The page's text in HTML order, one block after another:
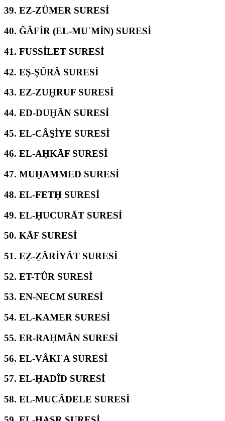
39. EZ-ZÜMER SURESİ
40. ĞÂFİR (EL-MUʾMİN) SURESİ
41. FUSSİLET SURESİ
42. EŞ-ŞÛRÂ SURESİ
43. EZ-ZUḪRUF SURESİ
44. ED-DUḪĀN SURESİ
45. EL-CÂS̱İYE SURESİ
46. EL-AḤKĀF SURESİ
47. MUḤAMMED SURESİ
48. EL-FETḤ SURESİ
49. EL-ḤUCURĀT SURESİ
50. KĀF SURESİ
51. EẔ-ẔÂRİYÂT SURESİ
52. ET-TÛR SURESİ
53. EN-NECM SURESİ
54. EL-KAMER SURESİ
55. ER-RAḤMÂN SURESİ
56. EL-VÂKIʿA SURESİ
57. EL-ḤADÎD SURESİ
58. EL-MUCÂDELE SURESİ